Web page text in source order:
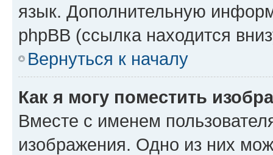
язык. Дополнительную
phpBB (ссылка находится
Вернуться к началу
Как я могу поместить
Вместе с именем
изображения. Одно из них